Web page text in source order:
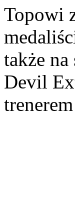
Topowi
także
Devil